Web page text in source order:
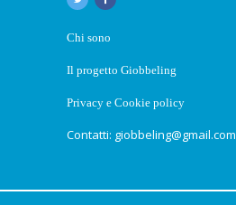
Chi sono
Il progetto Giobbeling
Privacy e Cookie policy
Contatti: giobbeling@gmail.com